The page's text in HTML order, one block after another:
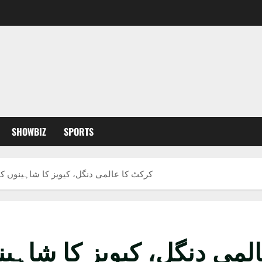
SHOWBIZ SPORTS
کرکٹ کا عالمی دنگل، کیویز کا شاہینوں کو 238رنز کا
کیویز کا شاہینوں کو